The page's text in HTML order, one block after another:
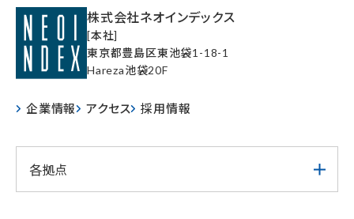
株式会社ネオインデックス
[本社]
東京都豊島区東池袋1-18-1
Hareza池袋20F
企業情報 アクセス 採用情報
各拠点